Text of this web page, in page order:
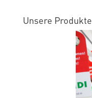
Unsere Produkte